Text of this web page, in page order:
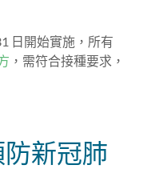
日開始實施，所有
，需符合接種要求，
新冠肺